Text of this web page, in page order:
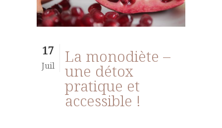
17
Juil La monodiète –
une détox
pratique et
accessible !